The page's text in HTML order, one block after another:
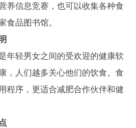
养信息竞赛，也可以收集各种食
食品图书馆。
轻男女之间的受欢迎的健康软
，人们越多关心他们的饮食。食
程序，更适合减肥合作伙伴和健